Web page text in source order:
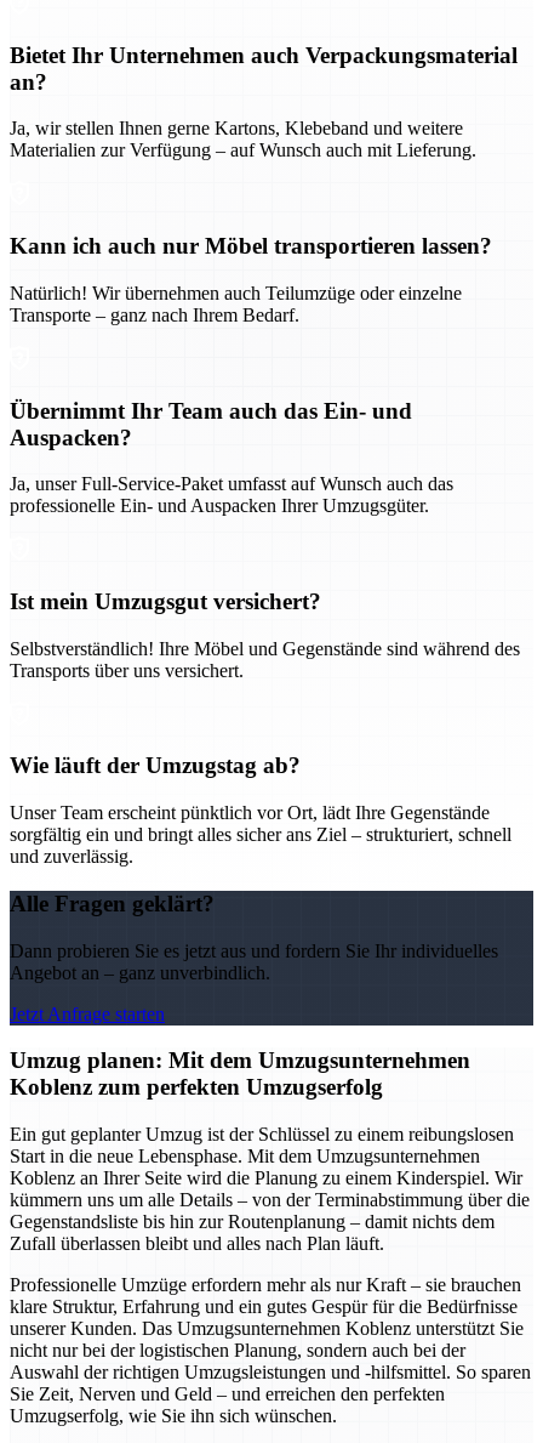
Bietet Ihr Unternehmen auch Verpackungsmaterial
an?
Ja, wir stellen Ihnen gerne Kartons, Klebeband und weitere
Materialien zur Verfügung – auf Wunsch auch mit Lieferung.
Kann ich auch nur Möbel transportieren lassen?
Natürlich! Wir übernehmen auch Teilumzüge oder einzelne
Transporte – ganz nach Ihrem Bedarf.
Übernimmt Ihr Team auch das Ein- und
Auspacken?
Ja, unser Full-Service-Paket umfasst auf Wunsch auch das
professionelle Ein- und Auspacken Ihrer Umzugsgüter.
Ist mein Umzugsgut versichert?
Selbstverständlich! Ihre Möbel und Gegenstände sind während des
Transports über uns versichert.
Wie läuft der Umzugstag ab?
Unser Team erscheint pünktlich vor Ort, lädt Ihre Gegenstände
sorgfältig ein und bringt alles sicher ans Ziel – strukturiert, schnell
und zuverlässig.
Alle Fragen geklärt?
Dann probieren Sie es jetzt aus und fordern Sie Ihr individuelles
Angebot an – ganz unverbindlich.
Jetzt Anfrage starten
Umzug planen: Mit dem Umzugsunternehmen
Koblenz zum perfekten Umzugserfolg
Ein gut geplanter Umzug ist der Schlüssel zu einem reibungslosen
Start in die neue Lebensphase. Mit dem Umzugsunternehmen
Koblenz an Ihrer Seite wird die Planung zu einem Kinderspiel. Wir
kümmern uns um alle Details – von der Terminabstimmung über die
Gegenstandsliste bis hin zur Routenplanung – damit nichts dem
Zufall überlassen bleibt und alles nach Plan läuft.
Professionelle Umzüge erfordern mehr als nur Kraft – sie brauchen
klare Struktur, Erfahrung und ein gutes Gespür für die Bedürfnisse
unserer Kunden. Das Umzugsunternehmen Koblenz unterstützt Sie
nicht nur bei der logistischen Planung, sondern auch bei der
Auswahl der richtigen Umzugsleistungen und -hilfsmittel. So sparen
Sie Zeit, Nerven und Geld – und erreichen den perfekten
Umzugserfolg, wie Sie ihn sich wünschen.